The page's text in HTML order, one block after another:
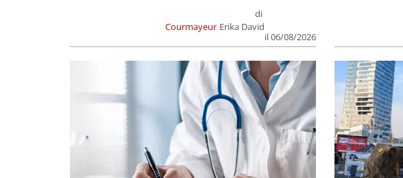
Courmayeur
di
Erika David
il 06/08/2026